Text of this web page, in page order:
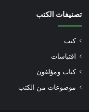
تصنيفات الكتب
كتب
اقتباسات
كتاب ومؤلفون
موضوعات من الكتب